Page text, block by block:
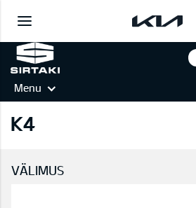
Menu
K4
VÄLIMUS